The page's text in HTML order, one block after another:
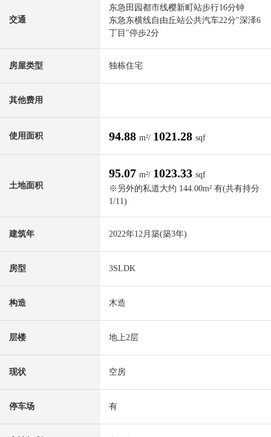
交通
东急田园都市线樱新町站步行16分钟
东急东横线自由丘站公共汽车22分"深泽6
丁目"停歩2分
房屋类型 独栋住宅
其他费用
使用面积 94.88 m²/ 1021.28 sqf
土地面积
95.07 m²/ 1023.33 sqf
※另外的私道大约 144.00m² 有(共有持分
1/11)
建筑年 2022年12月築(築3年)
房型 3SLDK
构造 木造
层楼 地上2层
现状 空房
停车场 有